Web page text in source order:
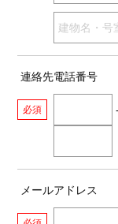
連絡先電話番号
必須 -
メールアドレス